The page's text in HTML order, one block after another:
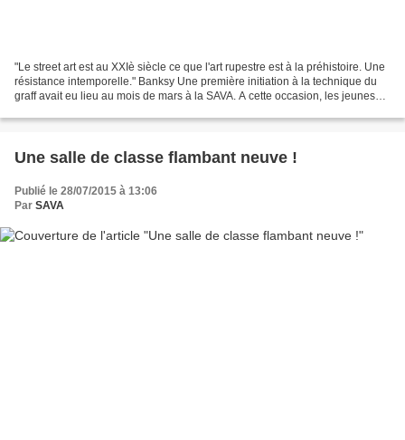
"Le street art est au XXIè siècle ce que l'art rupestre est à la préhistoire. Une
résistance intemporelle." Banksy Une première initiation à la technique du
graff avait eu lieu au mois de mars à la SAVA. A cette occasion, les jeunes
Une salle de classe flambant neuve !
Publié le 28/07/2015 à 13:06
Par SAVA